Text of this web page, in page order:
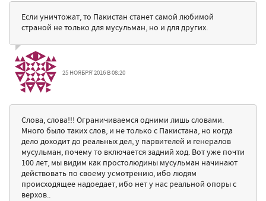
Если уничтожат, то Пакистан станет самой любимой
страной не только для мусульман, но и для других.
25 НОЯБРЯ'2016 В 08:20
Слова, слова!!! Ограничиваемся одними лишь словами.
Много было таких слов, и не только с Пакистана, но когда
дело доходит до реальных дел, у парвителей и генералов
мусульман, почему то включается задний ход. Вот уже почти
100 лет, мы видим как простолюдины мусульман начинают
действовать по своему усмотрению, ибо людям
происходящее надоедает, ибо нет у нас реальной опоры с
верхов..